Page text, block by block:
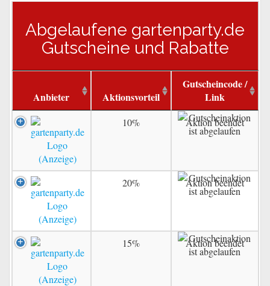
Abgelaufene gartenparty.de
Gutscheine und Rabatte
Anbieter Aktionsvorteil
Gutscheincode /
Link
10% Aktion beendet
20% Aktion beendet
15% Aktion beendet